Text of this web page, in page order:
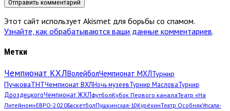
Этот сайт использует Akismet для борьбы со спамом.
Узнайте, как обрабатываются ваши данные комментариев.
Метки
Чемпионат КХЛВолейболЧемпионат МХЛТурнир
ПучковаТНТЧемпионат ВХЛНочь музеевТурнир МасловаТурнир
ДроздецкогоЧемпионат ЖХЛфутболКубок Первого каналаТеатр «На
Литейном»ЕВРО-2020БаскетболПушкинская-10КурёхинТеатр ОсобнякУпсала-